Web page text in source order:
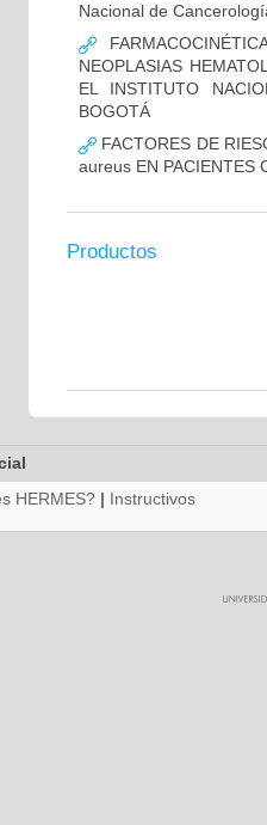
Nacional de
NEOPLASIAS
EL INSTITUTO
BOGOTÁ
FACTORES DE
aureus EN PACIENTES
Productos
HERMES? | Instructivos